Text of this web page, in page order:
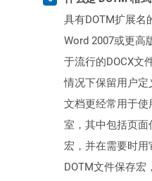
具有DOTM扩展
Word 2007或更高
于流行的DOCX文
情况下保留用户
文档更经常用于
室，其中包括页
宏，并在需要时用
DOTM文件保存宏